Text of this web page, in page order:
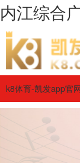
内江综合
k8体育-凯发app官